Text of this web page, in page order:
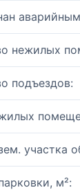
нежилых
подъездов:
участка
м²: